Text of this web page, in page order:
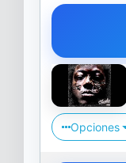
Opciones